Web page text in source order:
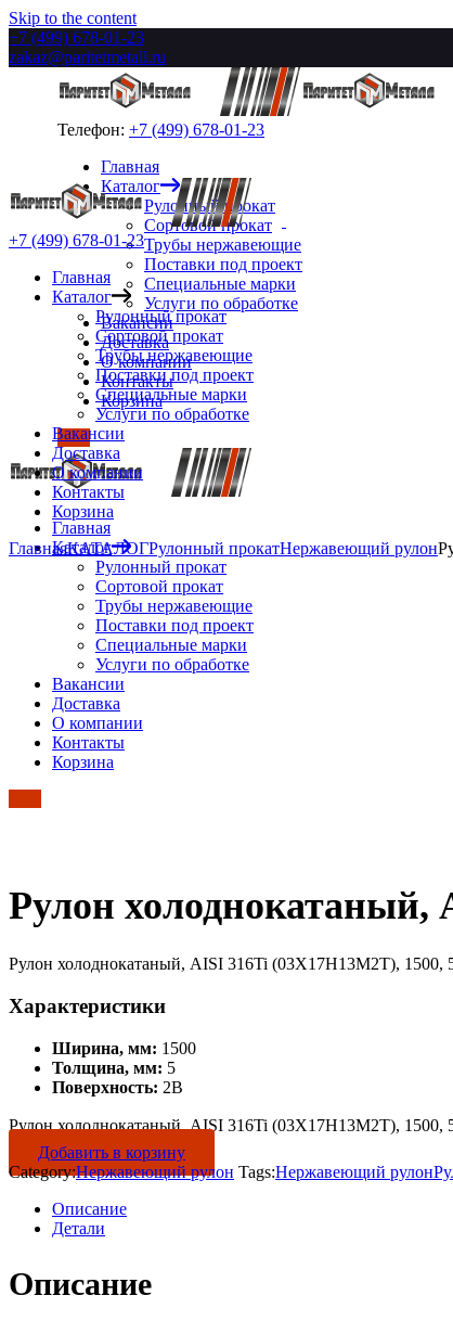
Skip to the content
+7 (499) 678-01-23
zakaz@paritetmetall.ru
Телефон: +7 (499) 678-01-23
Главная
Каталог
Рулонный прокат
Сортовой прокат
Трубы нержавеющие
Поставки под проект
Специальные марки
Услуги по обработке
Вакансии
Доставка
О компании
Контакты
Корзина
Главная
Каталог
Рулонный прокат
Сортовой прокат
Трубы нержавеющие
Поставки под проект
Специальные марки
Услуги по обработке
Вакансии
Доставка
О компании
Контакты
Корзина
+7 (499) 678-01-23
Главная
Каталог
Рулонный прокат
Сортовой прокат
Трубы нержавеющие
Поставки под проект
Специальные марки
Услуги по обработке
Вакансии
Доставка
О компании
Контакты
Корзина
ГлавнаяКАТАЛОГРулонный прокатНержавеющий рулон
Рулон
Рулон холоднокатаный, AISI 316Ti (03Х17Н13М2Т), 1500,
Характеристики
Ширина, мм: 1500
Толщина, мм: 5
Поверхность: 2B
Рулон холоднокатаный, AISI 316Ti (03Х17Н13М2Т), 1500,
Добавить в корзину
Category:Нержавеющий рулон Tags:Нержавеющий рулон
Описание
Детали
Описание